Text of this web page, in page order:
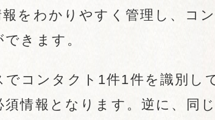
をわかりやすく管理し、コ
きます。
コンタクト1件1件を識別し
情報となります。逆に、同